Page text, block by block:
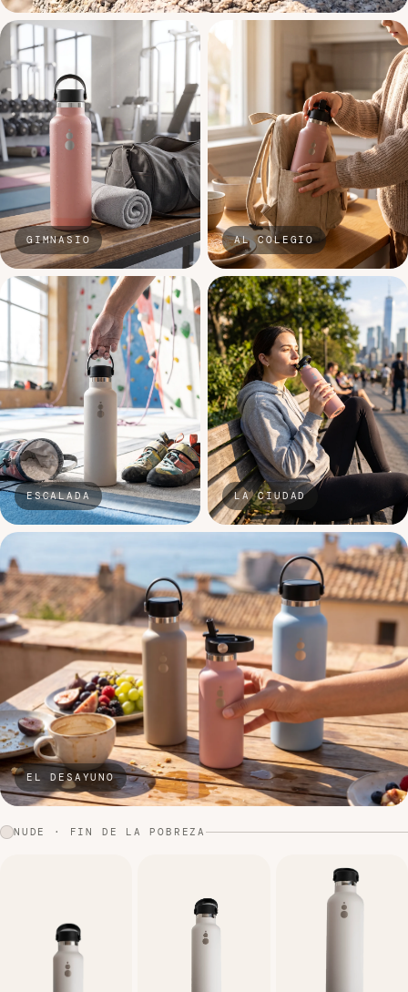
GIMNASIO AL COLEGIO
ESCALADA LA CIUDAD
EL DESAYUNO
NUDE · FIN DE LA POBREZA